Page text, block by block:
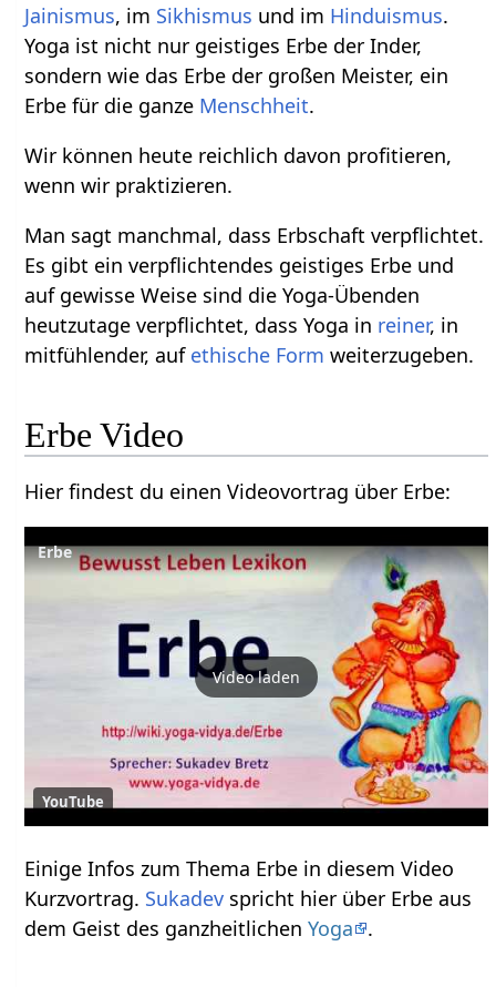
Jainismus, im Sikhismus und im Hinduismus.
Yoga ist nicht nur geistiges Erbe der Inder,
sondern wie das Erbe der großen Meister, ein
Erbe für die ganze Menschheit.
Wir können heute reichlich davon profitieren,
wenn wir praktizieren.
Man sagt manchmal, dass Erbschaft verpflichtet.
Es gibt ein verpflichtendes geistiges Erbe und
auf gewisse Weise sind die Yoga-Übenden
heutzutage verpflichtet, dass Yoga in reiner, in
mitfühlender, auf ethische Form weiterzugeben.
Erbe‏‎ Video
Hier findest du einen Videovortrag über Erbe‏‎:
Erbe‏‎
Video laden
YouTube
Einige Infos zum Thema Erbe‏‎ in diesem Video
Kurzvortrag. Sukadev spricht hier über Erbe‏‎ aus
dem Geist des ganzheitlichenYoga .